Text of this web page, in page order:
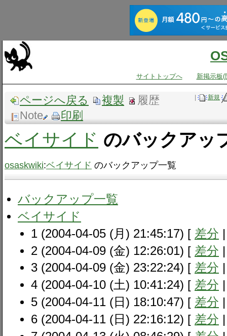
サイトトップへ 新掲示板(
| 新規
ページへ戻る 複製
履歴
Note
印刷
ベイサイド のバックアッ
osaskwiki:ベイサイド のバックアップ一覧
バックアップ一覧
ベイサイド
1 (2004-04-05 (月) 21:45:17) [ 差分
2 (2004-04-09 (金) 12:26:01) [ 差分
3 (2004-04-09 (金) 23:22:24) [ 差分
4 (2004-04-10 (土) 10:41:24) [ 差分
5 (2004-04-11 (日) 18:10:47) [ 差分
6 (2004-04-11 (日) 22:16:12) [ 差分